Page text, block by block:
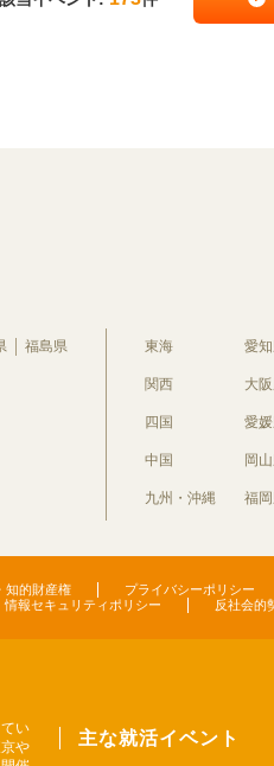
福島県 東海 愛
関西 大
四国 愛
中国 岡
九州・沖縄 福
知的財産権 プライバシーポリシー
情報セキュリティポリシー 反社会的
い
や
主な就活イベント